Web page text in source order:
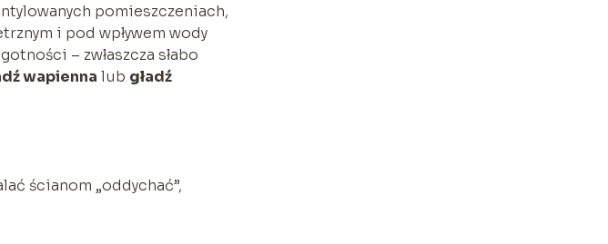
pomieszczeniach,
i pod wpływem wody
– zwłaszcza słabo
wapienna lub gładź
ścianom „oddychać”,